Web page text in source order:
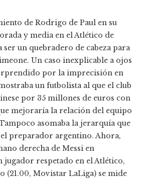
de Rodrigo de Paul en su
y media en el Atlético de
un quebradero de cabeza para
Un caso inexplicable a ojos
por la imprecisión en
un futbolista al que el club
por 35 millones de euros con
mejoraría la relación del equipo
asomaba la jerarquía que
preparador argentino. Ahora,
derecha de Messi en
jugador respetado en el Atlético,
(21.00, Movistar LaLiga) se mide